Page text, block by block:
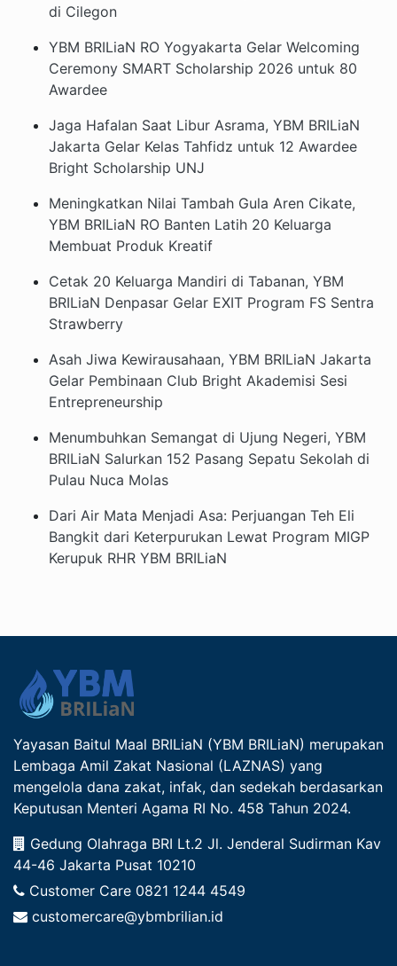
di Cilegon
YBM BRILiaN RO Yogyakarta Gelar Welcoming
Ceremony SMART Scholarship 2026 untuk 80
Awardee
Jaga Hafalan Saat Libur Asrama, YBM BRILiaN
Jakarta Gelar Kelas Tahfidz untuk 12 Awardee
Bright Scholarship UNJ
Meningkatkan Nilai Tambah Gula Aren Cikate,
YBM BRILiaN RO Banten Latih 20 Keluarga
Membuat Produk Kreatif
Cetak 20 Keluarga Mandiri di Tabanan, YBM
BRILiaN Denpasar Gelar EXIT Program FS Sentra
Strawberry
Asah Jiwa Kewirausahaan, YBM BRILiaN Jakarta
Gelar Pembinaan Club Bright Akademisi Sesi
Entrepreneurship
Menumbuhkan Semangat di Ujung Negeri, YBM
BRILiaN Salurkan 152 Pasang Sepatu Sekolah di
Pulau Nuca Molas
Dari Air Mata Menjadi Asa: Perjuangan Teh Eli
Bangkit dari Keterpurukan Lewat Program MIGP
Kerupuk RHR YBM BRILiaN
Yayasan Baitul Maal BRILiaN (YBM BRILiaN) merupakan
Lembaga Amil Zakat Nasional (LAZNAS) yang
mengelola dana zakat, infak, dan sedekah berdasarkan
Keputusan Menteri Agama RI No. 458 Tahun 2024.
Gedung Olahraga BRI Lt.2 Jl. Jenderal Sudirman Kav
44-46 Jakarta Pusat 10210
Customer Care 0821 1244 4549
customercare@ybmbrilian.id